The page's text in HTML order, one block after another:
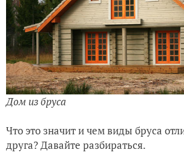
Дом из бруса
Что это значит и чем виды бруса
друга? Давайте разбираться.